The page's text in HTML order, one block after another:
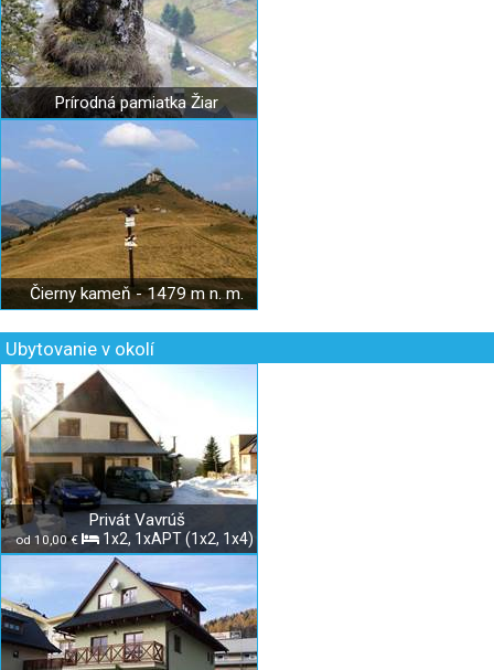
Prírodná pamiatka Žiar
Čierny kameň - 1479 m n. m.
Ubytovanie v okolí
Privát Vavrúš
od 10,00 € 1x2, 1xAPT (1x2, 1x4)